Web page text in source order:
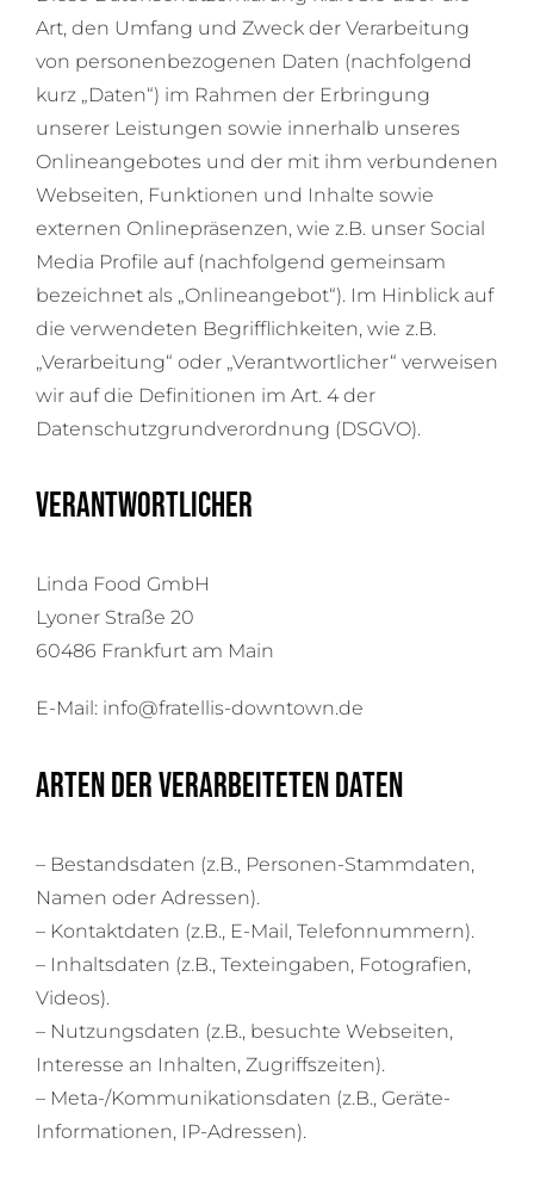
Art, den Umfang und Zweck der Verarbeitung
von personenbezogenen Daten (nachfolgend
kurz „Daten“) im Rahmen der Erbringung
unserer Leistungen sowie innerhalb unseres
Onlineangebotes und der mit ihm verbundenen
Webseiten, Funktionen und Inhalte sowie
externen Onlinepräsenzen, wie z.B. unser Social
Media Profile auf (nachfolgend gemeinsam
bezeichnet als „Onlineangebot“). Im Hinblick auf
die verwendeten Begrifflichkeiten, wie z.B.
„Verarbeitung“ oder „Verantwortlicher“ verweisen
wir auf die Definitionen im Art. 4 der
Datenschutzgrundverordnung (DSGVO).
Verantwortlicher
Linda Food GmbH
Lyoner Straße 20
60486 Frankfurt am Main
E-Mail: info@fratellis-downtown.de
Arten der verarbeiteten Daten
– Bestandsdaten (z.B., Personen-Stammdaten,
Namen oder Adressen).
– Kontaktdaten (z.B., E-Mail, Telefonnummern).
– Inhaltsdaten (z.B., Texteingaben, Fotografien,
Videos).
– Nutzungsdaten (z.B., besuchte Webseiten,
Interesse an Inhalten, Zugriffszeiten).
– Meta-/Kommunikationsdaten (z.B., Geräte-
Informationen, IP-Adressen).